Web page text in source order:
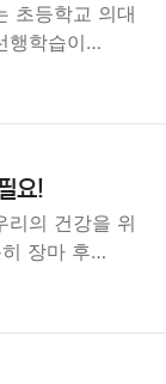
초등학교 의대
행학습이…
요!
리의 건강을 위
히 장마 후…